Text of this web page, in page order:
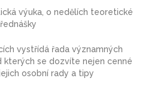
výuka, o nedělích teoretické
vystřídá řada významných
kterých se dozvíte nejen cenné
osobní rady a tipy